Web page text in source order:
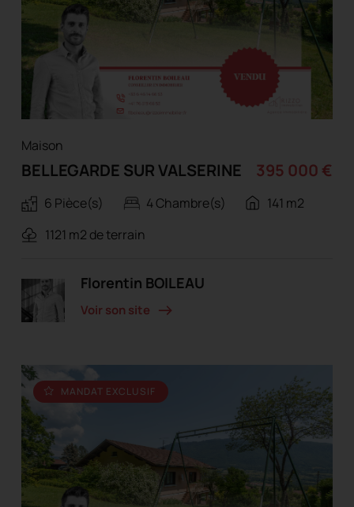
Maison
BELLEGARDE SUR VALSERINE 395 000 €
6 Pièce(s) 4 Chambre(s)
141 m2
1121 m2 de terrain
Florentin BOILEAU
Voir son site
MANDAT EXCLUSIF